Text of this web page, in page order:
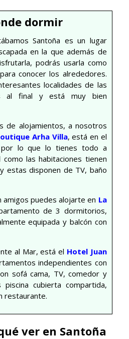
dormir
Santoña es un lugar
en la que además de
podrás usarla como
conocer los alrededores.
localidades de las
al final y está muy bien
de alojamientos, a nosotros
Arha Villa, está en el
por lo que lo tienes todo a
las habitaciones tienen
estas disponen de TV, baño
amigos puedes alojarte en La
de 3 dormitorios,
equipada y balcón con
al Mar, está el Hotel Juan
independientes con
sofá cama, TV, comedor y
piscina cubierta compartida,
restaurante.
ver en Santoña